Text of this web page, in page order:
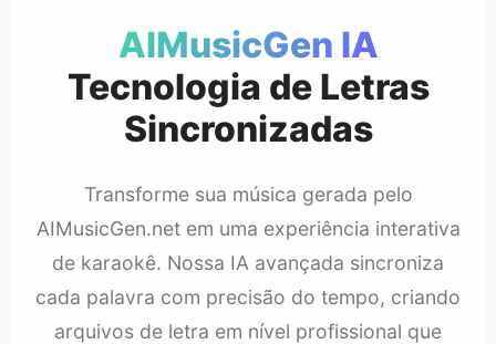
AIMusicGen IA
Tecnologia de Letras
Sincronizadas
Transforme sua música gerada pelo
AIMusicGen.net em uma experiência interativa
de karaokê. Nossa IA avançada sincroniza
cada palavra com precisão do tempo, criando
arquivos de letra em nível profissional que